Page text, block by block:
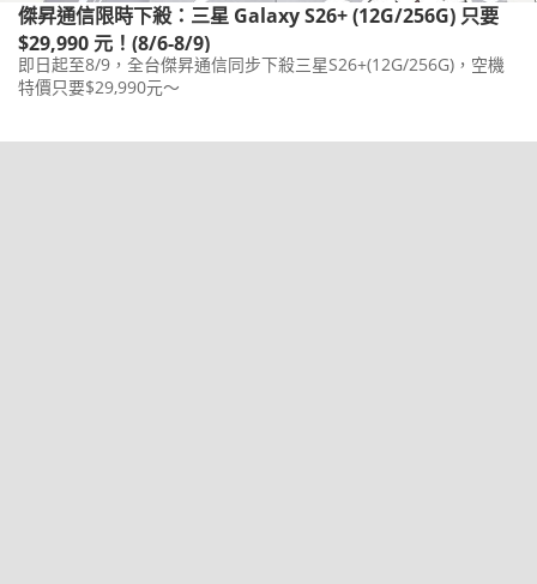
傑昇通信限時下殺：三星 Galaxy S26+ (12G/256G) 只要
$29,990 元！(8/6-8/9)
即日起至8/9，全台傑昇通信同步下殺三星S26+(12G/256G)，空機
特價只要$29,990元～